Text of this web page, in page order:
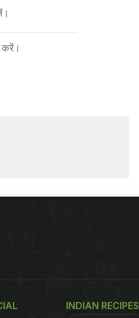
करें।
INDIAN RECIPES